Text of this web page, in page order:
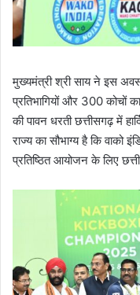
मुख्यमंत्री श्री साय ने इस
प्रतिभागियों और 300 कोचों
की पावन धरती छत्तीसगढ़ में
राज्य का सौभाग्य है कि वाको
प्रतिष्ठित आयोजन के लिए